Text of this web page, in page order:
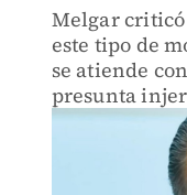
Melgar
este tipo de
se atiende
presunta
organizado